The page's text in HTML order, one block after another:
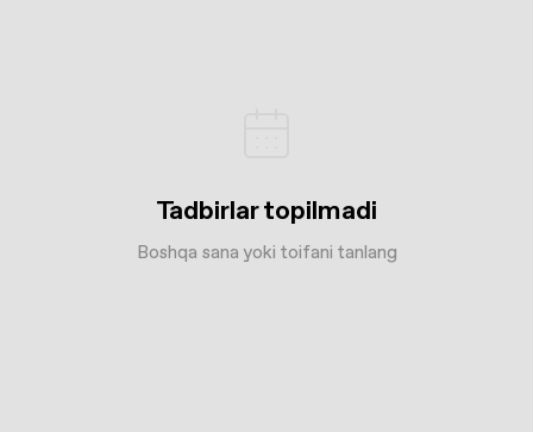
Tadbirlar topilmadi
Boshqa sana yoki toifani tanlang